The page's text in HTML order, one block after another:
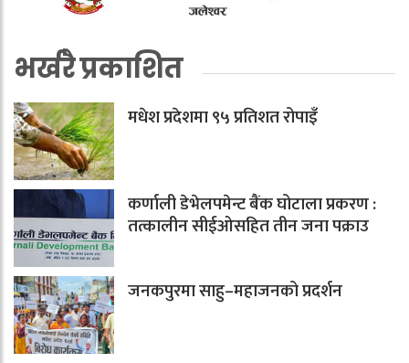
भर्खरै प्रकाशित
मधेश प्रदेशमा ९५ प्रतिशत रोपाइँ
कर्णाली डेभेलपमेन्ट बैंक घोटाला प्रकरण :
तत्कालीन सीईओसहित तीन जना पक्राउ
जनकपुरमा साहु–महाजनको प्रदर्शन